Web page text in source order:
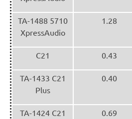
TA-1488 5710
XpressAudio
1.28
C21 0.43
TA-1433 C21
Plus
0.40
TA-1424 C21
0.69